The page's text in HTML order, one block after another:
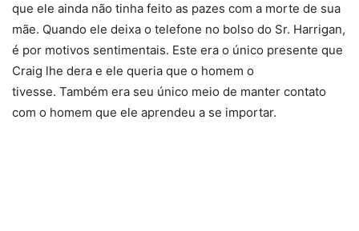
que ele ainda não tinha feito as pazes com a morte de sua
mãe. Quando ele deixa o telefone no bolso do Sr. Harrigan,
é por motivos sentimentais. Este era o único presente que
Craig lhe dera e ele queria que o homem o
tivesse. Também era seu único meio de manter contato
com o homem que ele aprendeu a se importar.